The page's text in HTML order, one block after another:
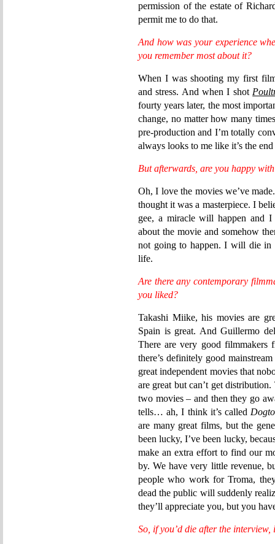
permission of the estate of
permit me to do that.
And how was your experience
you remember most about it?
When I was shooting my first
and stress. And when I shot
fourty years later, the most
change, no matter how many
pre-production and I’m totally
always looks to me like it’s the
But afterwards, are you happy
Oh, I love the movies we’ve
thought it was a masterpiece. I
gee, a miracle will happen and
about the movie and somehow
not going to happen. I will die in
life.
Are there any contemporary
you liked?
Takashi Miike, his movies are
Spain is great. And Guillermo
There are very good filmmakers
there’s definitely good
great independent movies that
are great but can’t get
two movies – and then they go
tells… ah, I think it’s called
are many great films, but the
been lucky, I’ve been lucky,
make an extra effort to find our
by. We have very little revenue,
people who work for Troma,
dead the public will suddenly
they’ll appreciate you, but you
So, if you’d die after the